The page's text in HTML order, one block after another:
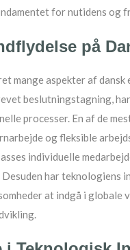
for nutidens og
på
mange aspekter af
beslutningstagning,
processer. En af de
og fleksible
individuelle
har teknologiens
at indgå i globale